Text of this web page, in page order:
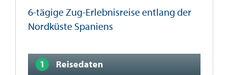
6-tägige Zug-Erlebnisreise entlang der
Nordküste Spaniens
Reisedaten